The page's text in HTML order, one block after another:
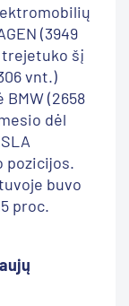
(3949
trejetuko šį
vnt.)
(2658
dėl
pozicijos.
buvo
proc.